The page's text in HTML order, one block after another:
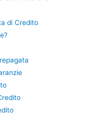
di Credito